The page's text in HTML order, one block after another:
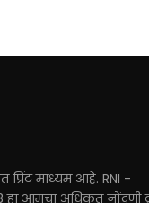
प्रिंट माध्यम आहे. RNI -
हा आमचा अधिकृत